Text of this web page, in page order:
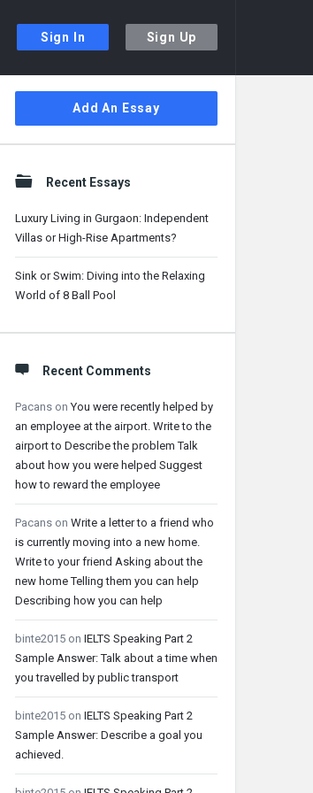
Sign In Sign Up
Sidebar
Add An Essay
Recent Essays
Luxury Living in Gurgaon: Independent
Villas or High-Rise Apartments?
Sink or Swim: Diving into the Relaxing
World of 8 Ball Pool
Recent Comments
Pacans onYou were recently helped by
an employee at the airport. Write to the
airport to Describe the problem Talk
about how you were helped Suggest
how to reward the employee
Pacans on Write a letter to a friend who
is currently moving into a new home.
Write to your friend Asking about the
new home Telling them you can help
Describing how you can help
binte2015 on IELTS Speaking Part 2
Sample Answer: Talk about a time when
you travelled by public transport
binte2015 on IELTS Speaking Part 2
Sample Answer: Describe a goal you
achieved.